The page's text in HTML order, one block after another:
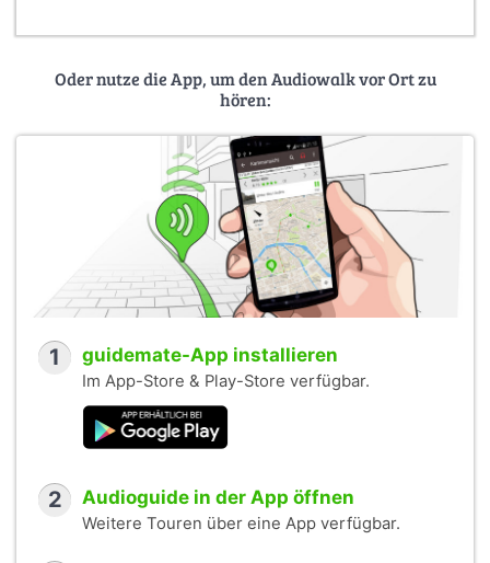
Oder nutze die App, um den Audiowalk vor Ort zu
hören:
1 guidemate-App installieren
Im App-Store & Play-Store verfügbar.
2 Audioguide in der App öffnen
Weitere Touren über eine App verfügbar.